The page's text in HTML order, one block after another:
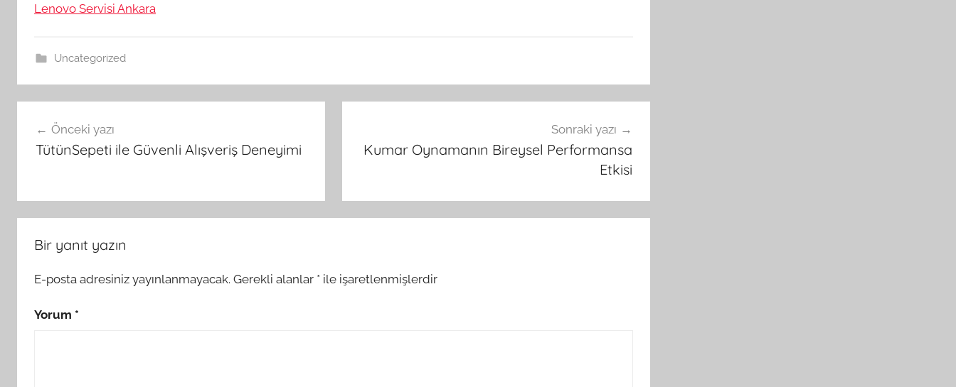
Lenovo Servisi Ankara
Uncategorized
gezinmesi
Önceki yazı
TütünSepeti ile Güvenli Alışveriş Deneyimi
Sonraki yazı
Kumar Oynamanın Bireysel Performansa
Etkisi
Bir yanıt yazın
E-posta adresiniz yayınlanmayacak. Gerekli alanlar * ile işaretlenmişlerdir
Yorum *